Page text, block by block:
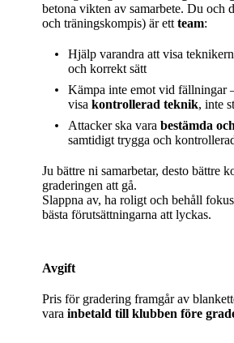
betona vikten av samarbete. Du och
och träningskompis) är ettteam:
Hjälp varandra att visa
och korrekt sätt
Kämpa inte emot vid fällningar
visakontrollerad teknik, inte
Attacker ska varabestämda
samtidigt trygga och
Ju bättre ni samarbetar, desto bättre
graderingen att gå.
Slappna av, ha roligt och behåll
bästa förutsättningarna att lyckas.
Avgift
Pris för gradering framgår av
varainbetald till klubben före